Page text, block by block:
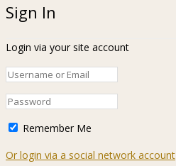
Sign In
Login via your site account
Remember Me
Or login via a social network account